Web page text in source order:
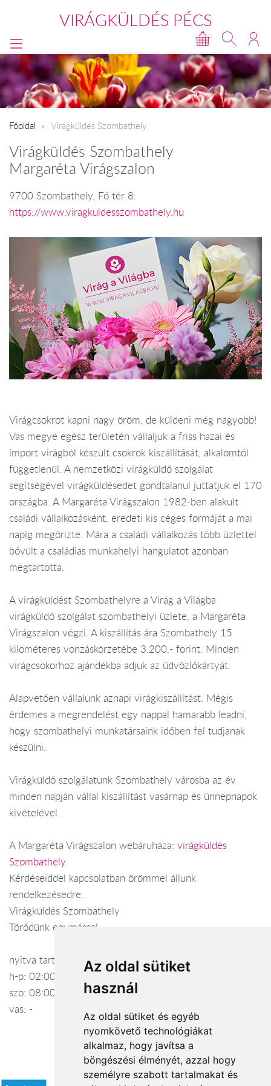
Az oldal sütiket
használ
Az oldal sütiket és egyéb
nyomkövető technológiákat
alkalmaz, hogy javítsa a
böngészési élményét, azzal hogy
személyre szabott tartalmakat és
VIRÁGKÜLDÉS PÉCS
Főoldal Virágküldés Szombathely
Virágküldés Szombathely
Margaréta Virágszalon
9700 Szombathely, Fő tér 8.
https://www.viragkuldesszombathely.hu
Virágcsokrot kapni nagy öröm, de küldeni még nagyobb!
Vas megye egész területén vállaljuk a friss hazai és
import virágból készült csokrok kiszállítását, alkalomtól
függetlenül. A nemzetközi virágküldő szolgálat
segítségével virágküldésedet gondtalanul juttatjuk el 170
országba. A Margaréta Virágszalon 1982-ben alakult
családi vállalkozásként, eredeti kis céges formáját a mai
napig megőrizte. Mára a családi vállalkozás több üzlettel
bővült a családias munkahelyi hangulatot azonban
megtartotta.
A virágküldést Szombathelyre a Virág a Világba
virágküldő szolgálat szombathelyi üzlete, a Margaréta
Virágszalon végzi. A kiszállítás ára Szombathely 15
kilométeres vonzáskörzetébe 3.200.- forint. Minden
virágcsokorhoz ajándékba adjuk az üdvözlőkártyát.
Alapvetően vállalunk aznapi virágkiszállítást. Mégis
érdemes a megrendelést egy nappal hamarabb leadni,
hogy szombathelyi munkatársaink időben fel tudjanak
készülni.
Virágküldő szolgálatunk Szombathely városba az év
minden napján vállal kiszállítást vasárnap és ünnepnapok
kivételével.
A Margaréta Virágszalon webáruháza: virágküldés
Szombathely
Kérdéseiddel kapcsolatban örömmel állunk
rendelkezésedre.
Virágküldés Szombathely
Törődünk egymással
nyitva tartás:
h-p: 02:00-18:00
szo: 08:00-13:00
vas: -
Elfogadott fizetési módok